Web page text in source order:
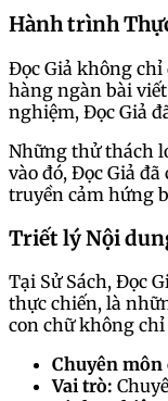
Hành trình
Đọc Giả không chỉ
hàng ngàn bài
nghiệm, Đọc Giả
Những thử thách
vào đó, Đọc Giả
truyền cảm hứng
Triết lý Nội
Tại Sử Sách, Đọc
thực chiến, là
con chữ không
Chuyên môn
Vai trò: